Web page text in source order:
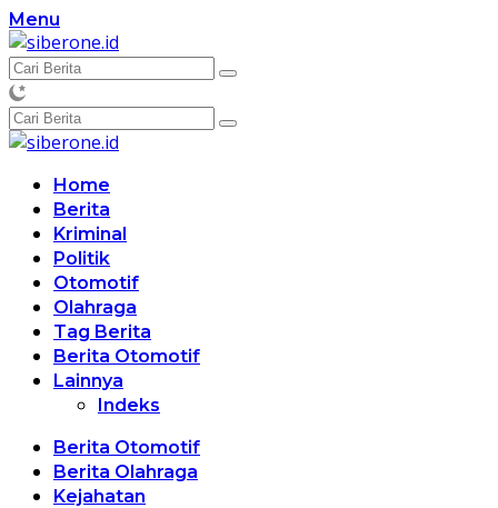
Langsung
ke
konten
Menu
Home
Berita
Kriminal
Politik
Otomotif
Olahraga
Tag Berita
Berita Otomotif
Lainnya
Indeks
Berita Otomotif
Berita Olahraga
Kejahatan